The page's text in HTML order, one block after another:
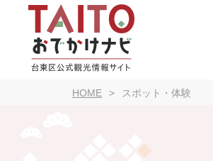
HOME スポット・体験